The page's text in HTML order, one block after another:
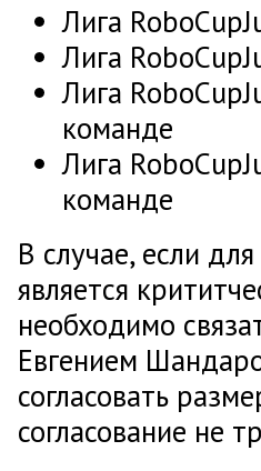
Лига
Лига
Лига
команде
Лига
команде
В случае, если
является
необходимо
Евгением
согласовать
согласование не